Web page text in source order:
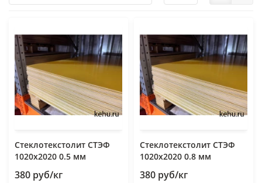
Стеклотекстолит СТЭФ
1020х2020 0.5 мм
380 руб/кг
Стеклотекстолит СТЭФ
1020х2020 0.8 мм
380 руб/кг